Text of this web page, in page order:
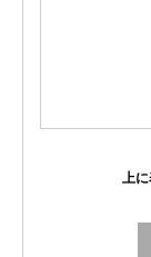
上